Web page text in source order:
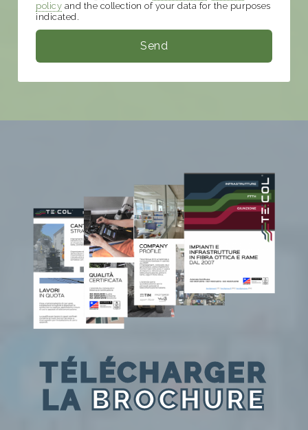
policy and the collection of your data for the purposes
indicated.
TÉLÉCHARGER
LA BROCHURE